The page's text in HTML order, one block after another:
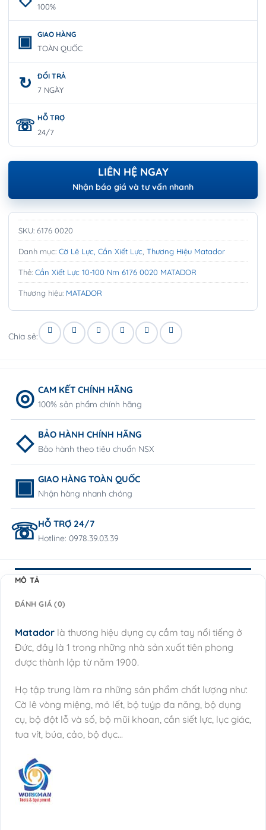
100%
GIAO HÀNG
TOÀN QUỐC
ĐỔI TRẢ
7 NGÀY
HỖ TRỢ
24/7
LIÊN HỆ NGAY
Nhận báo giá và tư vấn nhanh
SKU: 6176 0020
Danh mục: Cờ Lê Lực, Cần Xiết Lực, Thương Hiệu Matador
Thẻ: Cần Xiết Lực 10-100 Nm 6176 0020 MATADOR
Thương hiệu: MATADOR
Chia sẻ:
CAM KẾT CHÍNH HÃNG
100% sản phẩm chính hãng
BẢO HÀNH CHÍNH HÃNG
Bảo hành theo tiêu chuẩn NSX
GIAO HÀNG TOÀN QUỐC
Nhận hàng nhanh chóng
HỖ TRỢ 24/7
Hotline: 0978.39.03.39
MÔ TẢ
ĐÁNH GIÁ (0)
Matador là thương hiệu dụng cụ cầm tay nổi tiếng ở
Đức, đây là 1 trong những nhà sản xuất tiên phong
được thành lập từ năm 1900.
Họ tập trung làm ra những sản phẩm chất lượng như:
Cờ lê vòng miệng, mỏ lết, bộ tuýp đa năng, bộ dụng
cụ, bộ đột lỗ và số, bộ mũi khoan, cần siết lực, lục giác,
tua vít, búa, cảo, bộ đục…